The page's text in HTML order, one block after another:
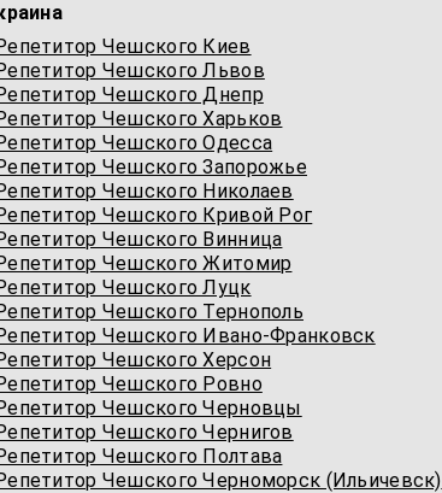
Чешского Киев
Чешского Львов
Чешского Днепр
Чешского Харьков
Чешского Одесcа
Чешского Запорожье
Чешского Николаев
Чешского Кривой Рог
Чешского Винница
Чешского Житомир
Чешского Луцк
Чешского Тернополь
Чешского Ивано-Франковск
Чешского Херсон
Чешского Ровно
Чешского Черновцы
Чешского Чернигов
Чешского Полтава
Чешского Черноморск (Ильичевск)